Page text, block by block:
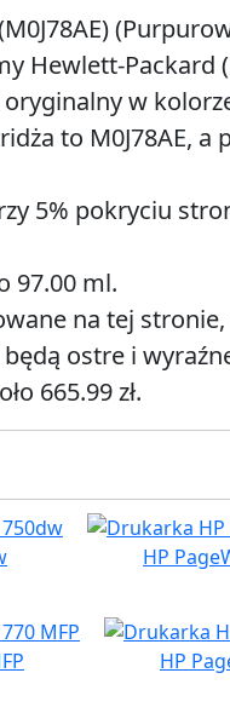
Hewlett-Packard
w
to M0J78AE,
5% pokryciu
97.00 ml.
na tej
ostre i
665.99 zł.
HP
HP